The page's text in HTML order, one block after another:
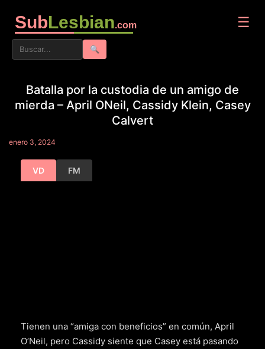
SubLesbian.com ☰
🔍
Batalla por la custodia de un amigo de
mierda – April ONeil, Cassidy Klein, Casey
Calvert
enero 3, 2024
VD FM
Tienen una “amiga con beneficios” en común, April
O’Neil, pero Cassidy siente que Casey está pasando